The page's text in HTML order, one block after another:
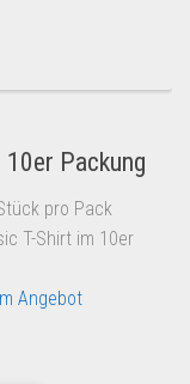
Packung
pro Pack
T-Shirt im 10er
Angebot